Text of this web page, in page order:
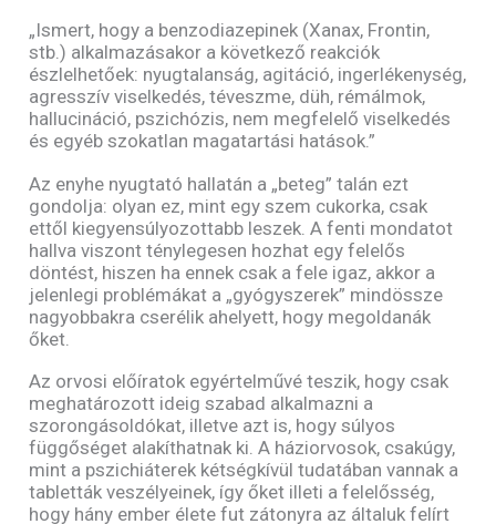
„Ismert, hogy a benzodiazepinek (Xanax, Frontin,
stb.) alkalmazásakor a következő reakciók
észlelhetőek: nyugtalanság, agitáció, ingerlékenység,
agresszív viselkedés, téveszme, düh, rémálmok,
hallucináció, pszichózis, nem megfelelő viselkedés
és egyéb szokatlan magatartási hatások.”
Az enyhe nyugtató hallatán a „beteg” talán ezt
gondolja: olyan ez, mint egy szem cukorka, csak
ettől kiegyensúlyozottabb leszek. A fenti mondatot
hallva viszont ténylegesen hozhat egy felelős
döntést, hiszen ha ennek csak a fele igaz, akkor a
jelenlegi problémákat a „gyógyszerek” mindössze
nagyobbakra cserélik ahelyett, hogy megoldanák
őket.
Az orvosi előíratok egyértelművé teszik, hogy csak
meghatározott ideig szabad alkalmazni a
szorongásoldókat, illetve azt is, hogy súlyos
függőséget alakíthatnak ki. A háziorvosok, csakúgy,
mint a pszichiáterek kétségkívül tudatában vannak a
tabletták veszélyeinek, így őket illeti a felelősség,
hogy hány ember élete fut zátonyra az általuk felírt